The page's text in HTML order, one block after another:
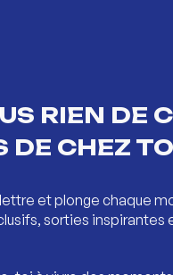
RIEN DE
DE CHEZ
et plonge chaque
sorties inspirantes